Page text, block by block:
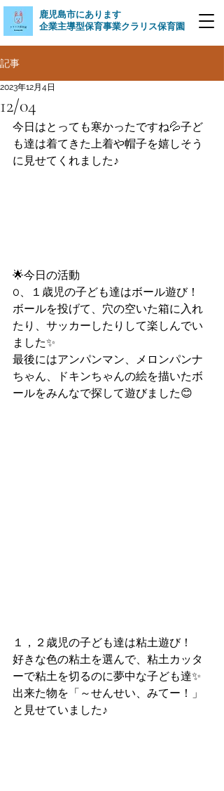
​鹿児島市にあります
企業主導型保育事業クラリス保育園
記事
12/04
2023年12月4日
今日はとっても寒かったですね💦子ど
も達は着てきた上着や帽子を嬉しそう
に見せてくれました♪
🌟今日の活動
0、１歳児の子ども達はボール遊び！
ボールを投げて、穴の空いた箱に入れ
たり、サッカーしたりして楽しんでい
ました✨
最後にはアンパンマン、メロンパンナ
ちゃん、ドキンちゃんの絵を描いたボ
ールをみんなで探して遊びました😊
１，２歳児の子ども達は粘土遊び！
好きな色の粘土を選んで、粘土カッタ
ーで粘土を切るのに夢中な子ども達✨
出来た物を「～せんせい、みてー！」
と見せていました♪